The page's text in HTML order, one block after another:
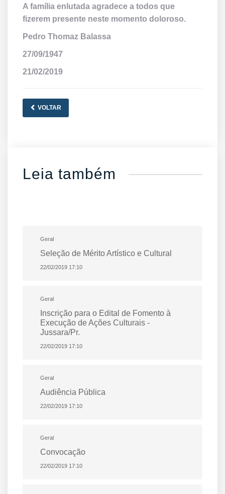
A família enlutada agradece a todos que
fizerem presente neste momento doloroso.
Pedro Thomaz Balassa
27/09/1947
21/02/2019
VOLTAR
Leia também
Geral
Seleção de Mérito Artístico e Cultural
22/02/2019 17:10
Geral
Inscrição para o Edital de Fomento à
Execução de Ações Culturais -
Jussara/Pr.
22/02/2019 17:10
Geral
Audiência Pública
22/02/2019 17:10
Geral
Convocação
22/02/2019 17:10